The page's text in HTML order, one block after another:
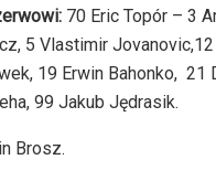
70 Eric Topór – 3
5 Vlastimir
19 Erwin Bahonko, 21
99 Jakub Jędrasik.
Brosz.